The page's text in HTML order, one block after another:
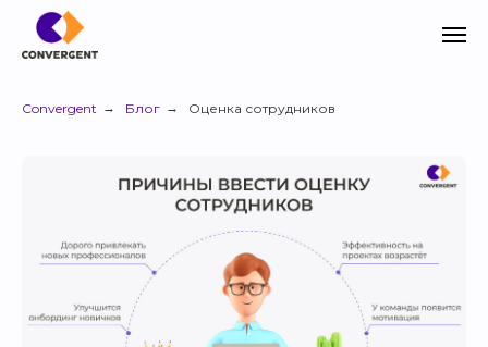
Convergent → Блог → Оценка сотрудников